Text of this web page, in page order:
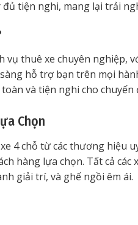
tiện nghi, mang lại trải
thuê xe chuyên nghiệp,
hỗ trợ bạn trên mọi
và tiện nghi cho chuyến
Chọn
4 chỗ từ các thương hiệu
hàng lựa chọn. Tất cả
giải trí, và ghế ngồi êm ái.